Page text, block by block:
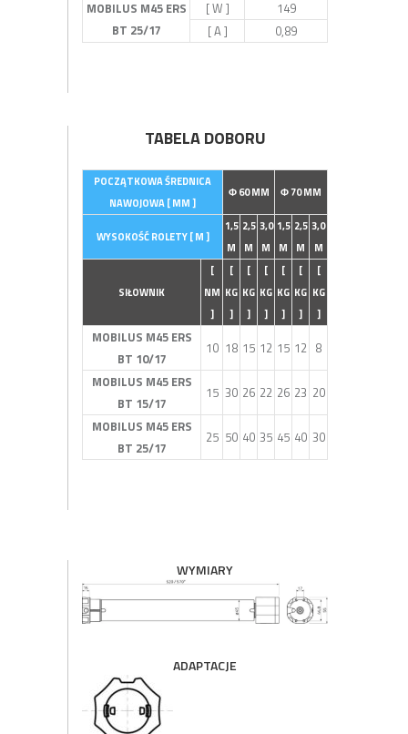
MOBILUS M45 ERS
BT 25/17
[ W ]
149
[ A ]
0,89
TABELA DOBORU
POCZĄTKOWA ŚREDNICA
NAWOJOWA [ MM ]
Φ 60 MM Φ 70 MM
WYSOKOŚĆ ROLETY [ M ]
1,5
M
2,5
M
3,0
M
1,5
M
2,5
M
3,0
M
SIŁOWNIK
[
NM
]
[
KG
]
[
KG
]
[
KG
]
[
KG
]
[
KG
]
[
KG
]
MOBILUS M45 ERS
BT 10/17
10 18 15 12 15 12 8
MOBILUS M45 ERS
BT 15/17
15 30 26 22 26 23 20
MOBILUS M45 ERS
BT 25/17
25 50 40 35 45 40 30
WYMIARY
ADAPTACJE